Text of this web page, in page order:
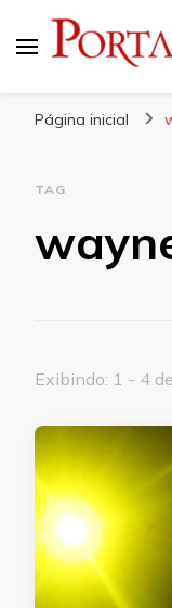
Página inicial
TAG
Exibindo: 1 - 4